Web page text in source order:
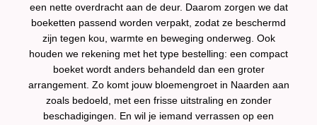
een nette overdracht aan de deur. Daarom zorgen we dat
boeketten passend worden verpakt, zodat ze beschermd
zijn tegen kou, warmte en beweging onderweg. Ook
houden we rekening met het type bestelling: een compact
boeket wordt anders behandeld dan een groter
arrangement. Zo komt jouw bloemengroet in Naarden aan
zoals bedoeld, met een frisse uitstraling en zonder
beschadigingen. En wil je iemand verrassen op een